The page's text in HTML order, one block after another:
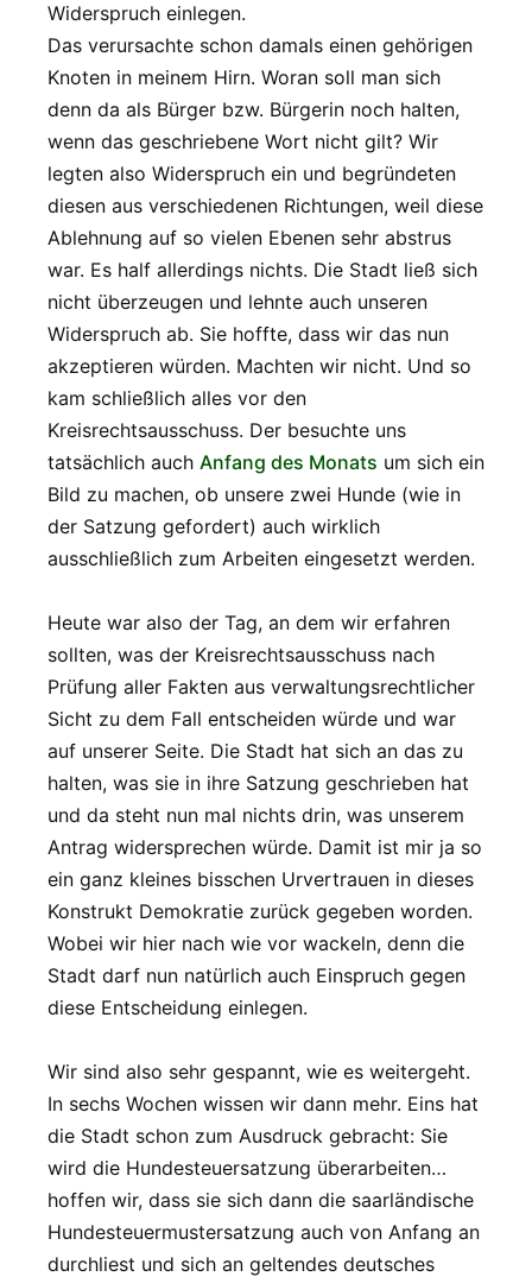
Widerspruch einlegen.
Das verursachte schon damals einen gehörigen
Knoten in meinem Hirn. Woran soll man sich
denn da als Bürger bzw. Bürgerin noch halten,
wenn das geschriebene Wort nicht gilt? Wir
legten also Widerspruch ein und begründeten
diesen aus verschiedenen Richtungen, weil diese
Ablehnung auf so vielen Ebenen sehr abstrus
war. Es half allerdings nichts. Die Stadt ließ sich
nicht überzeugen und lehnte auch unseren
Widerspruch ab. Sie hoffte, dass wir das nun
akzeptieren würden. Machten wir nicht. Und so
kam schließlich alles vor den
Kreisrechtsausschuss. Der besuchte uns
tatsächlich auch Anfang des Monats um sich ein
Bild zu machen, ob unsere zwei Hunde (wie in
der Satzung gefordert) auch wirklich
ausschließlich zum Arbeiten eingesetzt werden.
Heute war also der Tag, an dem wir erfahren
sollten, was der Kreisrechtsausschuss nach
Prüfung aller Fakten aus verwaltungsrechtlicher
Sicht zu dem Fall entscheiden würde und war
auf unserer Seite. Die Stadt hat sich an das zu
halten, was sie in ihre Satzung geschrieben hat
und da steht nun mal nichts drin, was unserem
Antrag widersprechen würde. Damit ist mir ja so
ein ganz kleines bisschen Urvertrauen in dieses
Konstrukt Demokratie zurück gegeben worden.
Wobei wir hier nach wie vor wackeln, denn die
Stadt darf nun natürlich auch Einspruch gegen
diese Entscheidung einlegen.
Wir sind also sehr gespannt, wie es weitergeht.
In sechs Wochen wissen wir dann mehr. Eins hat
die Stadt schon zum Ausdruck gebracht: Sie
wird die Hundesteuersatzung überarbeiten…
hoffen wir, dass sie sich dann die saarländische
Hundesteuermustersatzung auch von Anfang an
durchliest und sich an geltendes deutsches